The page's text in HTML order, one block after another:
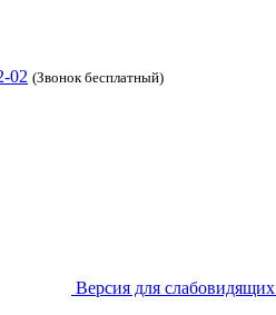
02 (Звонок бесплатный)
Версия для слабовидящих